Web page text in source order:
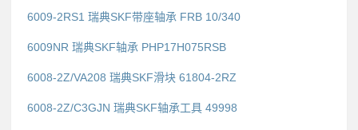
6009-2RS1 瑞典SKF带座轴承 FRB 10/340
6009NR 瑞典SKF轴承 PHP17H075RSB
6008-2Z/VA208 瑞典SKF滑块 61804-2RZ
6008-2Z/C3GJN 瑞典SKF轴承工具 49998